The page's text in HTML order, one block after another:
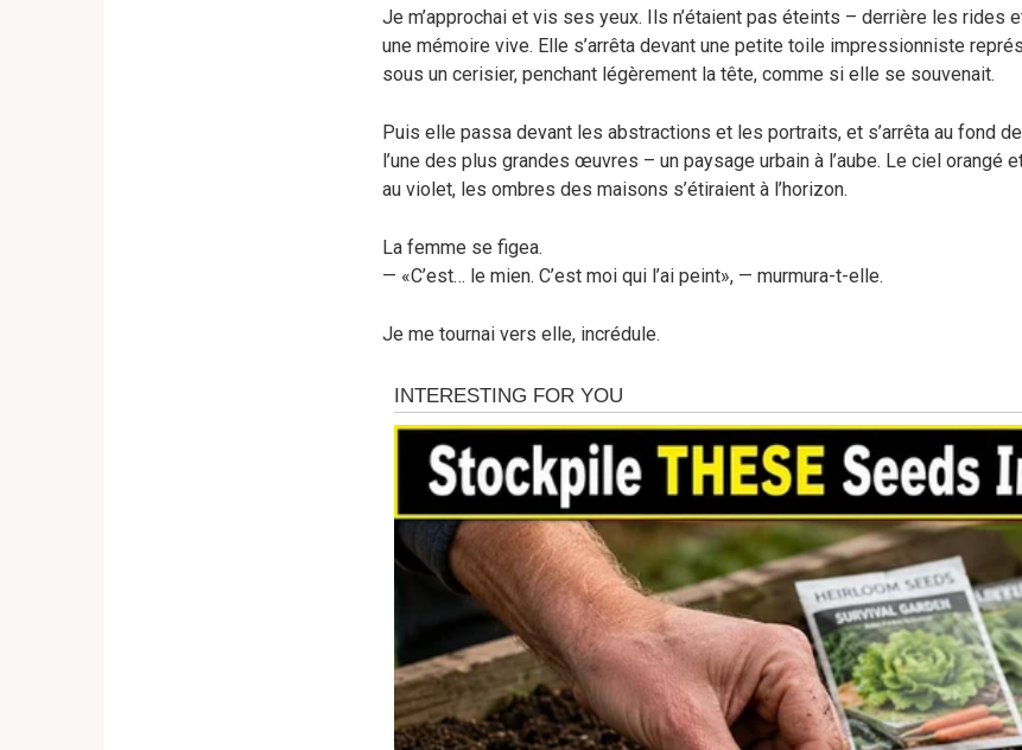
Je m’approchai et vis ses yeux. Ils n’étaient pas éteints – derrière les rides
une mémoire vive. Elle s’arrêta devant une petite toile impressionniste
sous un cerisier, penchant légèrement la tête, comme si elle se souvenait.
Puis elle passa devant les abstractions et les portraits, et s’arrêta au fond
l’une des plus grandes œuvres – un paysage urbain à l’aube. Le ciel orangé
au violet, les ombres des maisons s’étiraient à l’horizon.
La femme se figea.
— «C’est… le mien. C’est moi qui l’ai peint», — murmura-t-elle.
Je me tournai vers elle, incrédule.